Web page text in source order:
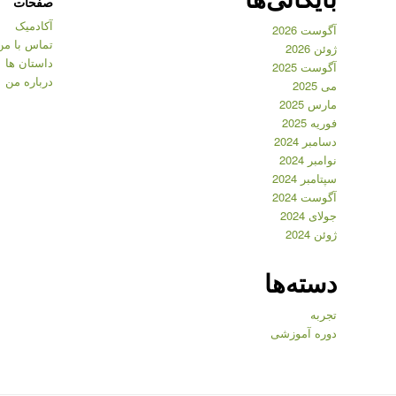
آگوست 2026
ژوئن 2026
آگوست 2025
می 2025
مارس 2025
فوریه 2025
دسامبر 2024
نوامبر 2024
سپتامبر 2024
آگوست 2024
جولای 2024
ژوئن 2024
دسته‌ها
تجربه
دوره آموزشی
آکادمیک
تماس با
داستان ها
درباره من